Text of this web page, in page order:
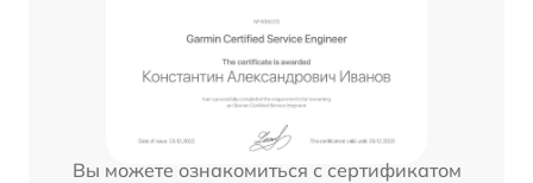
Вы можете ознакомиться с сертификатом